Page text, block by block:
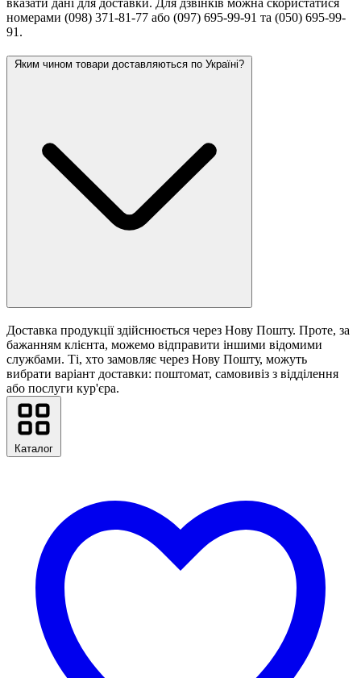
номерами (098) 371-81-77 або (097) 695-99-91 та (050) 695-99-
91.
Яким чином товари доставляються по Україні?
Доставка продукції здійснюється через Нову Пошту. Проте, за
бажанням клієнта, можемо відправити іншими відомими
службами. Ті, хто замовляє через Нову Пошту, можуть
вибрати варіант доставки: поштомат, самовивіз з відділення
або послуги кур'єра.
Каталог